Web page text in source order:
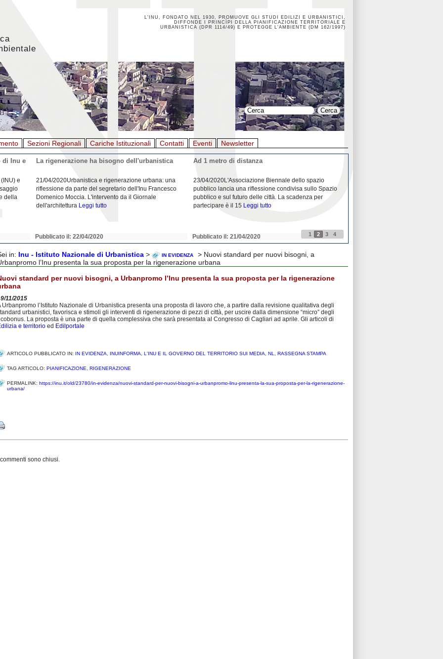
L'INU, FONDATO NEL 1930, PROMUOVE GLI STUDI EDILIZI E URBANISTICI,
DIFFONDE I PRINCÌPI DELLA PIANIFICAZIONE TERRITORIALE E
URBANISTICA (DPR 1114/49) E PROTEGGE L'AMBIENTE (DM 162/1997)
Sezioni Regionali Cariche Istituzionali Contatti Eventi Newsletter
di Inu e
e
della
La rigenerazione ha bisogno dell'urbanistica
21/04/2020Urbanistica e rigenerazione urbana: una
riflessione da parte del segretario dell'Inu Francesco
Domenico Moccia. L'intervento da il Giornale
dell'architettura Leggi tutto
Pubblicato il: 22/04/2020
Ad 1 metro di distanza
23/04/2020L'Associazione Biennale dello spazio
pubblico lancia una riflessione condivisa sullo Spazio
pubblico e sul futuro delle città. La scadenza per
partecipare è il 15 Leggi tutto
Pubblicato il: 21/04/2020 1 2 3 4
in: Inu - Istituto Nazionale di Urbanistica > IN EVIDENZA
> Nuovi standard per nuovi bisogni, a
l’Inu presenta la sua proposta per la rigenerazione urbana
standard per nuovi bisogni, a Urbanpromo l’Inu presenta la sua proposta per la rigenerazione
11/2015
Urbanpromo l’Istituto Nazionale di Urbanistica presenta una proposta di lavoro che, a partire dalla revisione qualitativa degli
urbanistici, favorisca e stimoli gli interventi di rigenerazione di pezzi di città, per uscire dalla dimensione “micro” degli
La proposta è una parte di quella complessiva che sarà presentata al Congresso di Cagliari ad aprile. Gli articoli di
e territorio ed Edilportale
ARTICOLO PUBBLICATO IN: IN EVIDENZA INUINFORMA L'INU E IL GOVERNO DEL TERRITORIO SUI MEDIA NL RASSEGNA STAMPA
TAG ARTICOLO: PIANIFICAZIONE RIGENERAZIONE
PERMALINK: https://inu.it/old/23780/in-evidenza/nuovi-standard-per-nuovi-bisogni-a-urbanpromo-linu-presenta-la-sua-proposta-per-la-rigenerazione-
urbana/
sono chiusi.